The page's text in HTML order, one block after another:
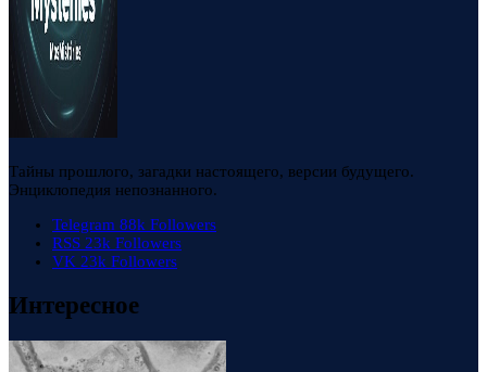
Тайны прошлого, загадки настоящего, версии будущего.
Энциклопедия непознанного.
Telegram 88k Followers
RSS 23k Followers
VK 23k Followers
Интересное